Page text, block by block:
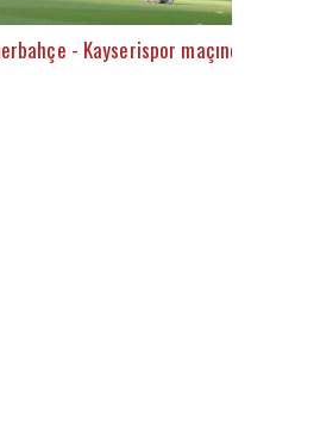
- Kayserispor maçında